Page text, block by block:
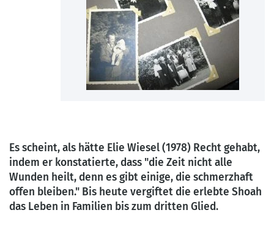
Es scheint, als hätte Elie Wiesel (1978) Recht gehabt,
indem er konstatierte, dass "die Zeit nicht alle
Wunden heilt, denn es gibt einige, die schmerzhaft
offen bleiben." Bis heute vergiftet die erlebte Shoah
das Leben in Familien bis zum dritten Glied.